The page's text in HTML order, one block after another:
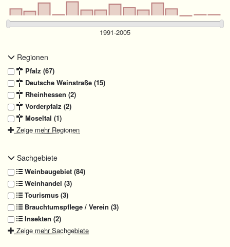
Regionen
Pfalz (67)
Deutsche Weinstraße (15)
Rheinhessen (2)
Vorderpfalz (2)
Moseltal (1)
Zeige mehr Regionen
Sachgebiete
Weinbaugebiet (84)
Weinhandel (3)
Tourismus (3)
Brauchtumspflege / Verein (3)
Insekten (2)
Zeige mehr Sachgebiete